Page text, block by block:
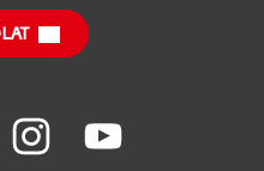
Information
Join
on
Join
us